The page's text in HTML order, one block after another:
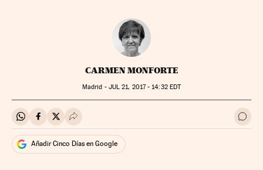
CARMEN MONFORTE
Madrid - JUL 21, 2017 - 14:32EDT
Compartir en Whatsapp
Compartir en Facebook
Compartir en Twitter
Desplegar Redes Sociales Ir a
Añadir Cinco Días en Google